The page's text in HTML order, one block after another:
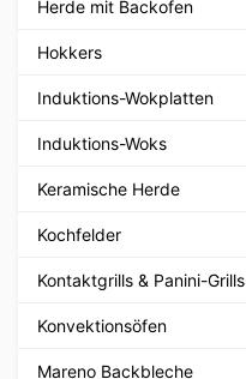
Herde mit Backofen
Hokkers
Induktions-Wokplatten
Induktions-Woks
Keramische Herde
Kochfelder
Kontaktgrills & Panini-Grills
Konvektionsöfen
Mareno Backbleche